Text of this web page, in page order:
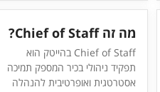
מנת לתאר חברה שהשווי שלה הוא
מעל למיליארד דולר
(1,000,000,000$).מה זה Chief of Staff?
Chief of Staff בהייטק הוא
תפקיד ניהולי בכיר המספק תמיכה
אסטרטגית ואופרטיבית להנהלה